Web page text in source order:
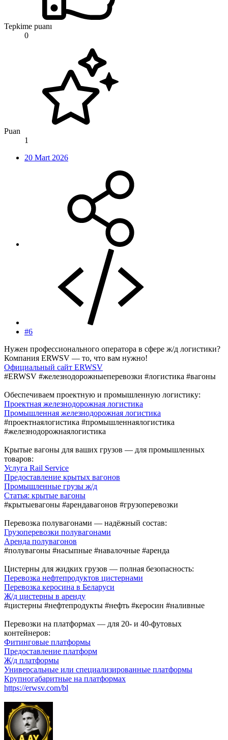
Tepkime puanı
0
Puan
1
20 Mart 2026
#6
Нужен профессионального оператора в сфере ж/д логистики?
Компания ERWSV — то, что вам нужно!
Официальный сайт ERWSV
#ERWSV #железнодорожныеперевозки #логистика #вагоны
Обеспечиваем проектную и промышленную логистику:
Проектная железнодорожная логистика
Промышленная железнодорожная логистика
#проектнаялогистика #промышленнаялогистика
#железнодорожнаялогистика
Крытые вагоны для ваших грузов — для промышленных
товаров:
Услуга Rail Service
Предоставление крытых вагонов
Промышленные грузы ж/д
Статья: крытые вагоны
#крытыевагоны #арендавагонов #грузоперевозки
Перевозка полувагонами — надёжный состав:
Грузоперевозки полувагонами
Аренда полувагонов
#полувагоны #насыпные #навалочные #аренда
Цистерны для жидких грузов — полная безопасность:
Перевозка нефтепродуктов цистернами
Перевозка керосина в Беларуси
Ж/д цистерны в аренду
#цистерны #нефтепродукты #нефть #керосин #наливные
Перевозки на платформах — для 20- и 40-футовых
контейнеров:
Фитинговые платформы
Предоставление платформ
Ж/д платформы
Универсальные или специализированные платформы
Крупногабаритные на платформах
https://erwsv.com/bl